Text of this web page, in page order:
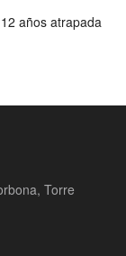
años atrapada
Torre